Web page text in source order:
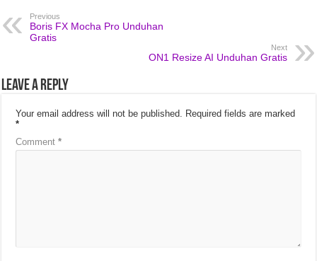
Previous
Boris FX Mocha Pro Unduhan
Gratis
Next
ON1 Resize AI Unduhan Gratis
Leave a Reply
Your email address will not be published. Required fields are marked
*
Comment*